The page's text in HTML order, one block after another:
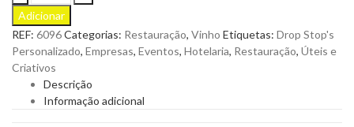
com
bomba
de
vácuo
Kabalt
para
Garrafas
Adicionar
REF: 6096Categorias: Restauração, Vinho Etiquetas: Drop Stop's
Personalizado, Empresas, Eventos, Hotelaria, Restauração, Úteis e
Criativos
Descrição
Informação adicional